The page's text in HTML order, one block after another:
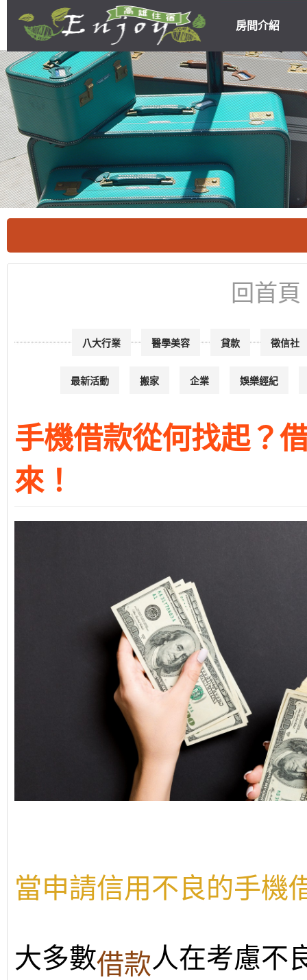
房間介紹
高雄民宿住宿
優惠
回首頁
徵信社
貸款
醫學美容
八大行業
娛樂經紀
企業
搬家
最新活動
手機借款從何找起？
來！
當申請信用不良的手機
大多數借款人在考慮不